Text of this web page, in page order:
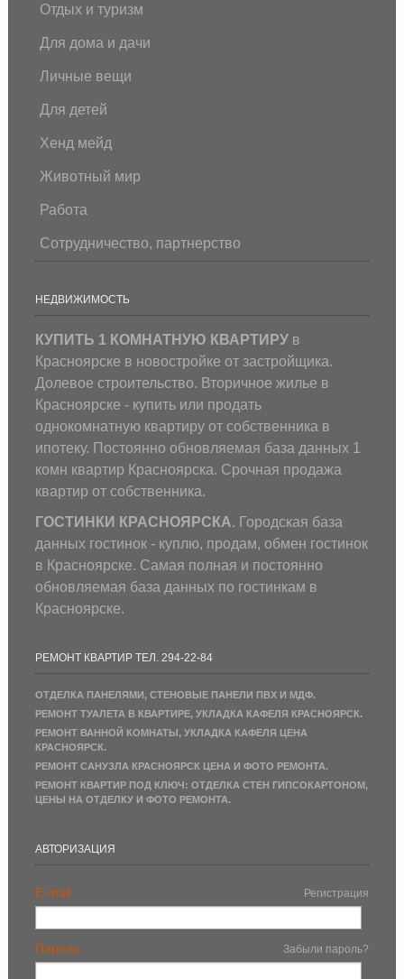
Отдых и туризм
Для дома и дачи
Личные вещи
Для детей
Хенд мейд
Животный мир
Работа
Сотрудничество, партнерство
НЕДВИЖИМОСТЬ
КУПИТЬ 1 КОМНАТНУЮ КВАРТИРУв
Красноярске в новостройке от застройщика.
Долевое строительство. Вторичное жилье в
Красноярске - купить или продать
однокомнатную квартиру от собственника в
ипотеку. Постоянно обновляемая база данных 1
комн квартир Красноярска. Срочная продажа
квартир от собственника.
ГОСТИНКИ КРАСНОЯРСКА. Городская база
данных гостинок - куплю, продам, обмен гостинок
в Красноярске. Самая полная и постоянно
обновляемая база данных по гостинкам в
Красноярске.
РЕМОНТ КВАРТИР ТЕЛ. 294-22-84
ОТДЕЛКА ПАНЕЛЯМИ, СТЕНОВЫЕ ПАНЕЛИ ПВХ И МДФ.
РЕМОНТ ТУАЛЕТА В КВАРТИРЕ, УКЛАДКА КАФЕЛЯ КРАСНОЯРСК.
РЕМОНТ ВАННОЙ КОМНАТЫ, УКЛАДКА КАФЕЛЯ ЦЕНА
КРАСНОЯРСК.
РЕМОНТ САНУЗЛА КРАСНОЯРСК ЦЕНА И ФОТО РЕМОНТА.
РЕМОНТ КВАРТИР ПОД КЛЮЧ: ОТДЕЛКА СТЕН ГИПСОКАРТОНОМ,
ЦЕНЫ НА ОТДЕЛКУ И ФОТО РЕМОНТА.
АВТОРИЗАЦИЯ
E-mail: Регистрация
Пароль: Забыли пароль?